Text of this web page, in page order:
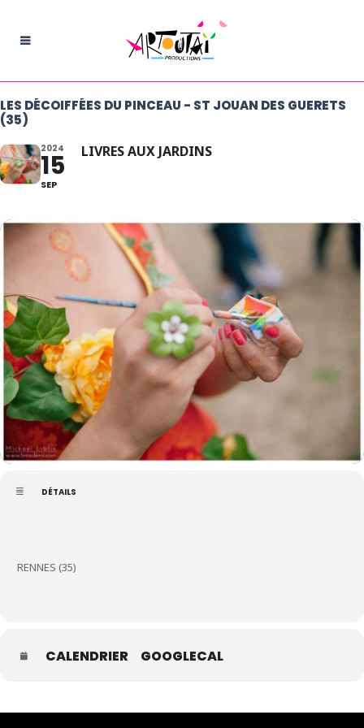
LES DÉCOIFFÉES DU PINCEAU - ST JOUAN DES GUERETS
(35)
2024
15
SEP
LIVRES AUX JARDINS
DÉTAILS
RENNES (35)
CALENDRIER GOOGLECAL